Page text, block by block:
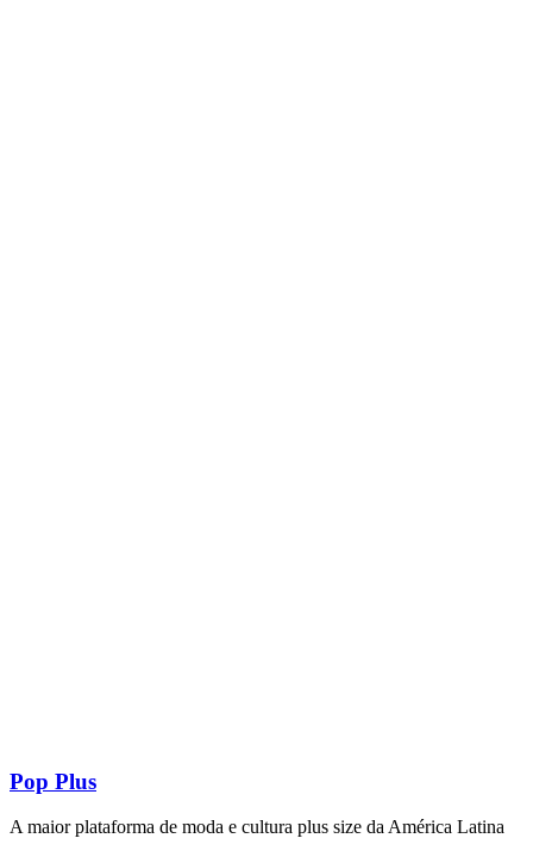
Pop Plus
A maior plataforma de moda e cultura plus size da América Latina